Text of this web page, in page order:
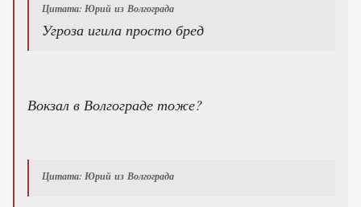
Цитата: Юрий из Волгограда
Угроза игила просто бред
Вокзал в Волгограде тоже?
Цитата: Юрий из Волгограда